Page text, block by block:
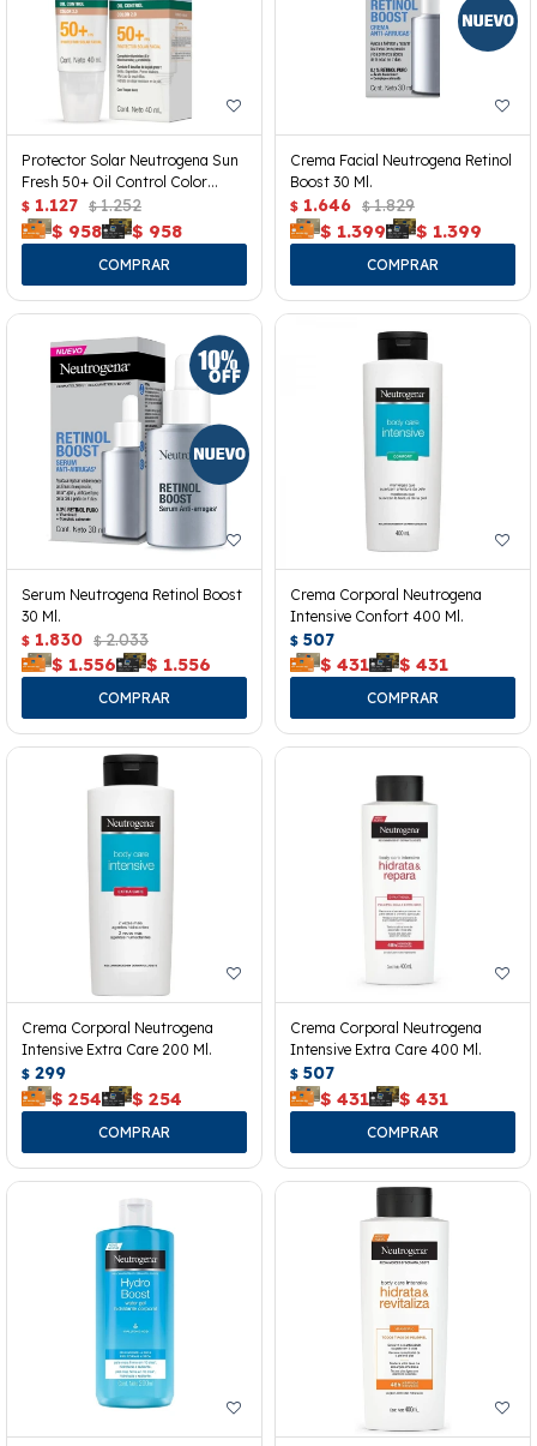
Protector Solar Neutrogena Sun
Fresh 50+ Oil Control Color
40ml.
$ 1.127 $ 1.252
$ 958 $ 958
Crema Facial Neutrogena Retinol
Boost 30 Ml.
$ 1.646 $ 1.829
$ 1.399 $ 1.399
Serum Neutrogena Retinol Boost
30 Ml.
$ 1.830 $ 2.033
$ 1.556 $ 1.556
Crema Corporal Neutrogena
Intensive Confort 400 Ml.
$ 507
$ 431 $ 431
Crema Corporal Neutrogena
Intensive Extra Care 200 Ml.
$ 299
$ 254 $ 254
Crema Corporal Neutrogena
Intensive Extra Care 400 Ml.
$ 507
$ 431 $ 431